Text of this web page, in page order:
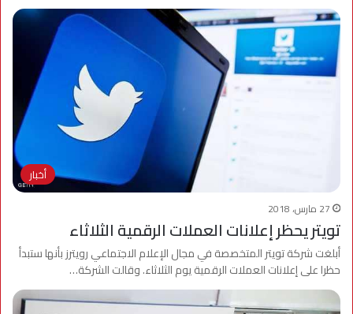
أخبار
27 مارس، 2018
تويتر يحظر إعلانات العملات الرقمية الثلاثاء
أبلغت شركة تويتر المتخصصة في مجال الإعلام الاجتماعي رويترز بأنها ستبدأ
حظرا على إعلانات العملات الرقمية يوم الثلاثاء. وقالت الشركة…